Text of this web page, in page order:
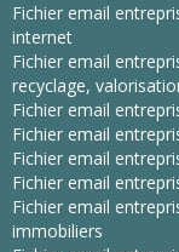
Fichier email
internet
Fichier email
recyclage,
Fichier email
Fichier email
Fichier email
Fichier email
Fichier email
immobiliers